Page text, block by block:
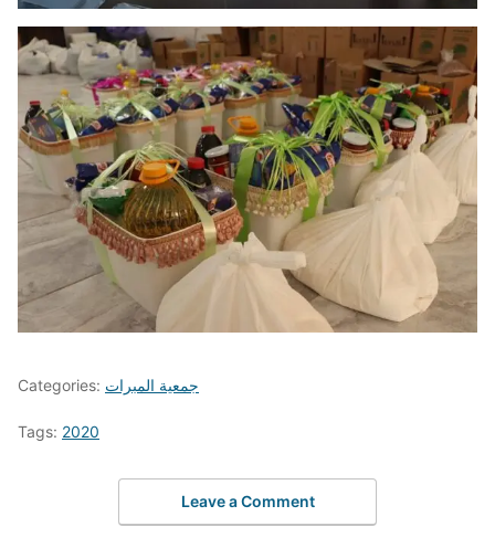
Categories: جمعية المبرات
Tags: 2020
Leave a Comment